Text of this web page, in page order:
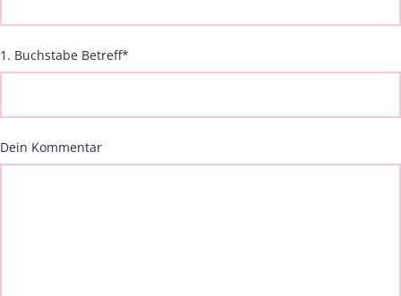
1. Buchstabe Betreff*
Dein Kommentar